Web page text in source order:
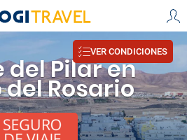
del Pilar en
Rosario
VER CONDICIONES